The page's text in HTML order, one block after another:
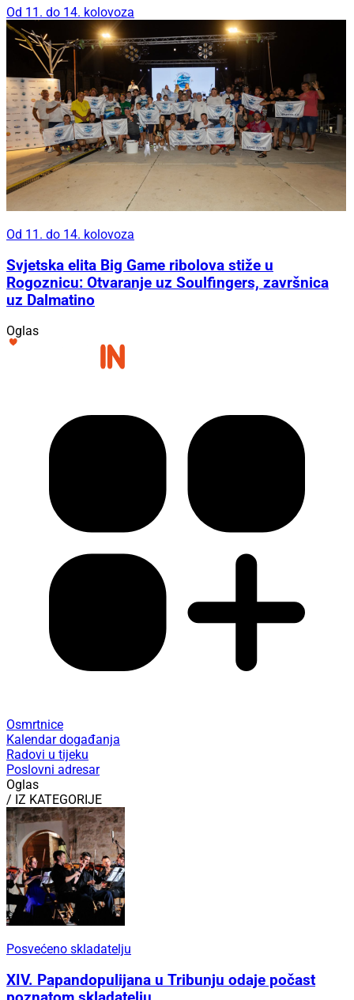
Od 11. do 14. kolovoza
Od 11. do 14. kolovoza
Svjetska elita Big Game ribolova stiže u
Rogoznicu: Otvaranje uz Soulfingers, završnica
uz Dalmatino
Oglas
Osmrtnice
Kalendar događanja
Radovi u tijeku
Poslovni adresar
Oglas
/ IZ KATEGORIJE
Posvećeno skladatelju
XIV. Papandopulijana u Tribunju odaje počast